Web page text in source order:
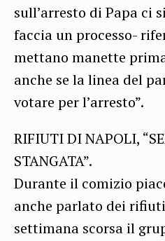
sull’arresto di Papa ci
faccia un processo-
mettano manette
anche se la linea del
votare per l’arresto”.
RIFIUTI DI NAPOLI,
STANGATA”.
Durante il comizio
anche parlato dei
settimana scorsa il